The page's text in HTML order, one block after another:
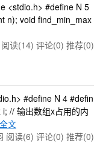
<stdio.h> #define N 5
n); void find_min_max
阅读(14) 评论(0) 推荐(0)
#define N 4 #defin
// 输出数组x占用的内
文
阅读(6) 评论(0) 推荐(0)